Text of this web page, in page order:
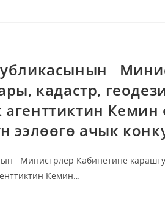
кадастр,
агенттиктин
ээлөөгө ачык
Министрлер Кабинетине
Кемин…